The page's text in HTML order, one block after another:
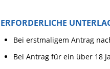
ERFORDERLICHE
Bei erstmaligem Antrag
Bei Antrag für ein über 18